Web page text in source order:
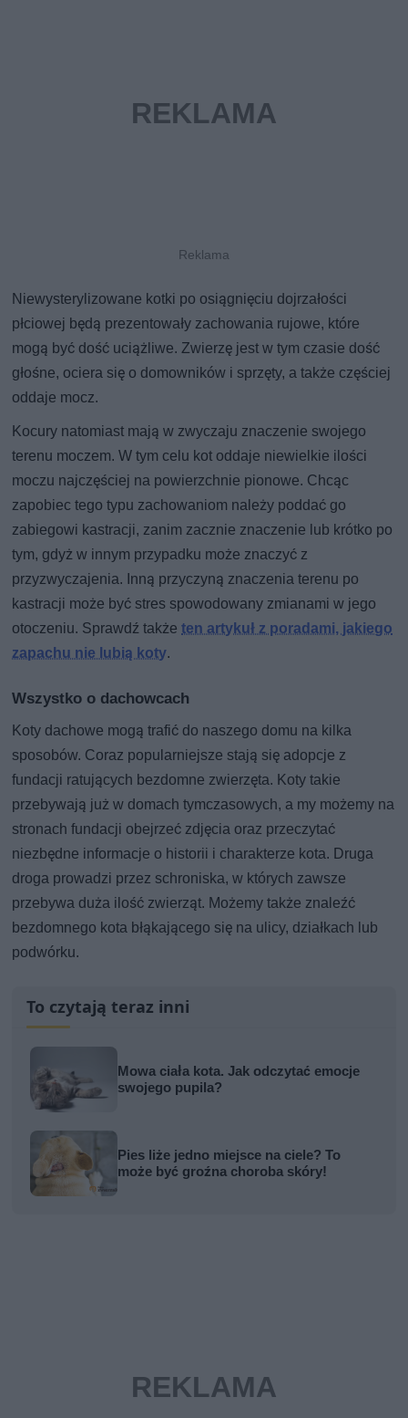
Niewysterylizowane kotki po osiągnięciu dojrzałości
płciowej będą prezentowały zachowania rujowe, które
mogą być dość uciążliwe. Zwierzę jest w tym czasie dość
głośne, ociera się o domowników i sprzęty, a także częściej
oddaje mocz.
Kocury natomiast mają w zwyczaju znaczenie swojego
terenu moczem. W tym celu kot oddaje niewielkie ilości
moczu najczęściej na powierzchnie pionowe. Chcąc
zapobiec tego typu zachowaniom należy poddać go
zabiegowi kastracji, zanim zacznie znaczenie lub krótko po
tym, gdyż w innym przypadku może znaczyć z
przyzwyczajenia. Inną przyczyną znaczenia terenu po
kastracji może być stres spowodowany zmianami w jego
otoczeniu. Sprawdź takżeten artykuł z poradami, jakiego
zapachu nie lubią koty.
Wszystko o dachowcach
Koty dachowe mogą trafić do naszego domu na kilka
sposobów. Coraz popularniejsze stają się adopcje z
fundacji ratujących bezdomne zwierzęta. Koty takie
przebywają już w domach tymczasowych, a my możemy na
stronach fundacji obejrzeć zdjęcia oraz przeczytać
niezbędne informacje o historii i charakterze kota. Druga
droga prowadzi przez schroniska, w których zawsze
przebywa duża ilość zwierząt. Możemy także znaleźć
bezdomnego kota błąkającego się na ulicy, działkach lub
podwórku.
To czytają teraz inni
Mowa ciała kota. Jak odczytać emocje
swojego pupila?
Pies liże jedno miejsce na ciele? To
może być groźna choroba skóry!